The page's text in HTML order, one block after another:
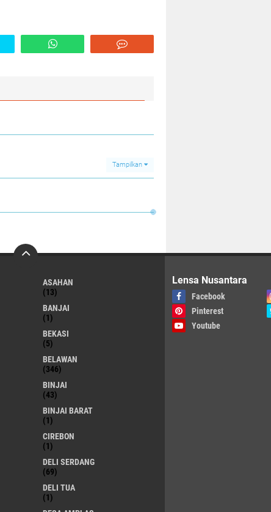
Tampilkan
ASAHAN
(13)
BANJAI
(1)
BEKASI
(5)
BELAWAN
(346)
BINJAI
(43)
BINJAI BARAT
(1)
CIREBON
(1)
DELI SERDANG
(69)
DELI TUA
(1)
Lensa Nusantara
Facebook
Pinterest
Youtube